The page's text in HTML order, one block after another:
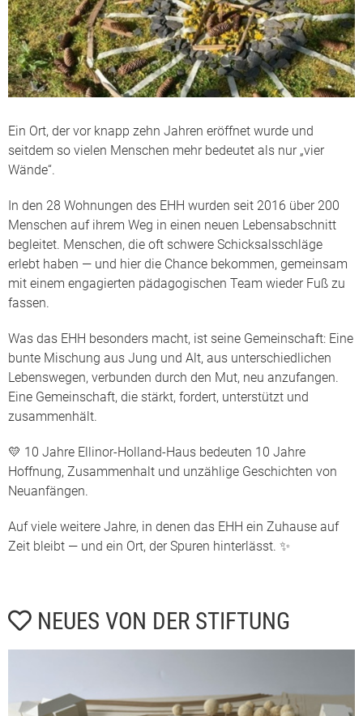
Ein Ort, der vor knapp zehn Jahren eröffnet wurde und
seitdem so vielen Menschen mehr bedeutet als nur „vier
Wände“.
In den 28 Wohnungen des EHH wurden seit 2016 über 200
Menschen auf ihrem Weg in einen neuen Lebensabschnitt
begleitet. Menschen, die oft schwere Schicksalsschläge
erlebt haben — und hier die Chance bekommen, gemeinsam
mit einem engagierten pädagogischen Team wieder Fuß zu
fassen.
Was das EHH besonders macht, ist seine Gemeinschaft: Eine
bunte Mischung aus Jung und Alt, aus unterschiedlichen
Lebenswegen, verbunden durch den Mut, neu anzufangen.
Eine Gemeinschaft, die stärkt, fordert, unterstützt und
zusammenhält.
💛 10 Jahre Ellinor-Holland-Haus bedeuten 10 Jahre
Hoffnung, Zusammenhalt und unzählige Geschichten von
Neuanfängen.
Auf viele weitere Jahre, in denen das EHH ein Zuhause auf
Zeit bleibt — und ein Ort, der Spuren hinterlässt. ✨
NEUES VON DER STIFTUNG